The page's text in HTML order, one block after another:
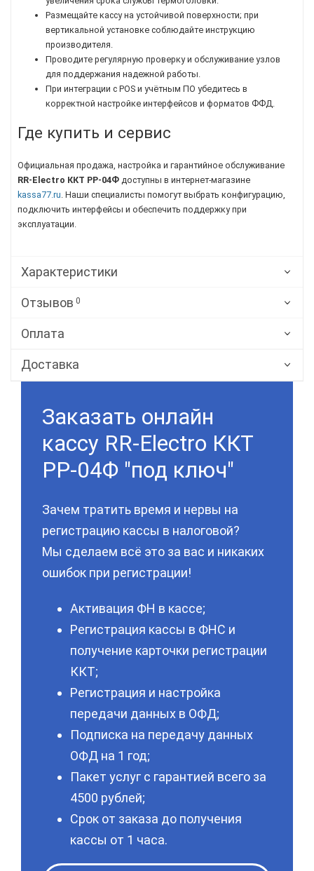
Размещайте кассу на устойчивой поверхности; при
вертикальной установке соблюдайте инструкцию
производителя.
Проводите регулярную проверку и обслуживание узлов
для поддержания надежной работы.
При интеграции с POS и учётным ПО убедитесь в
корректной настройке интерфейсов и форматов ФФД.
Где купить и сервис
Официальная продажа, настройка и гарантийное обслуживание
RR-Electro ККТ РР-04Ф доступны в интернет-магазине
kassa77.ru. Наши специалисты помогут выбрать конфигурацию,
подключить интерфейсы и обеспечить поддержку при
эксплуатации.
Характеристики
Отзывов 0
Оплата
Доставка
Заказать онлайн
кассу RR-Electro ККТ
РР-04Ф "под ключ"
Зачем тратить время и нервы на
регистрацию кассы в налоговой?
Мы сделаем всё это за вас и никаких
ошибок при регистрации!
Активация ФН в кассе;
Регистрация кассы в ФНС и
получение карточки регистрации
ККТ;
Регистрация и настройка
передачи данных в ОФД;
Подписка на передачу данных
ОФД на 1 год;
Пакет услуг с гарантией всего за
4500 рублей;
Срок от заказа до получения
кассы от 1 часа.